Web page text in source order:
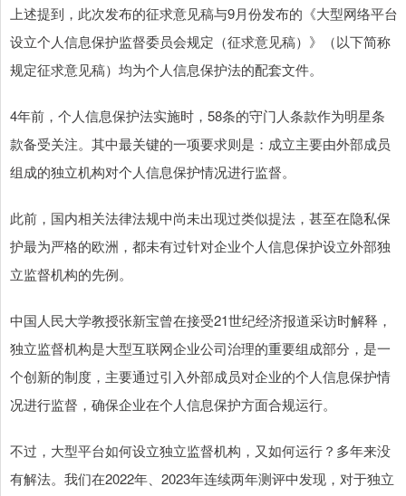
上述提到，此次发布的征求意见稿与9月份发布的《大型网络平台
设立个人信息保护监督委员会规定（征求意见稿）》（以下简称
规定征求意见稿）均为个人信息保护法的配套文件。
4年前，个人信息保护法实施时，58条的守门人条款作为明星条
款备受关注。其中最关键的一项要求则是：成立主要由外部成员
组成的独立机构对个人信息保护情况进行监督。
此前，国内相关法律法规中尚未出现过类似提法，甚至在隐私保
护最为严格的欧洲，都未有过针对企业个人信息保护设立外部独
立监督机构的先例。
中国人民大学教授张新宝曾在接受21世纪经济报道采访时解释，
独立监督机构是大型互联网企业公司治理的重要组成部分，是一
个创新的制度，主要通过引入外部成员对企业的个人信息保护情
况进行监督，确保企业在个人信息保护方面合规运行。
不过，大型平台如何设立独立监督机构，又如何运行？多年来没
有解法。我们在2022年、2023年连续两年测评中发现，对于独立